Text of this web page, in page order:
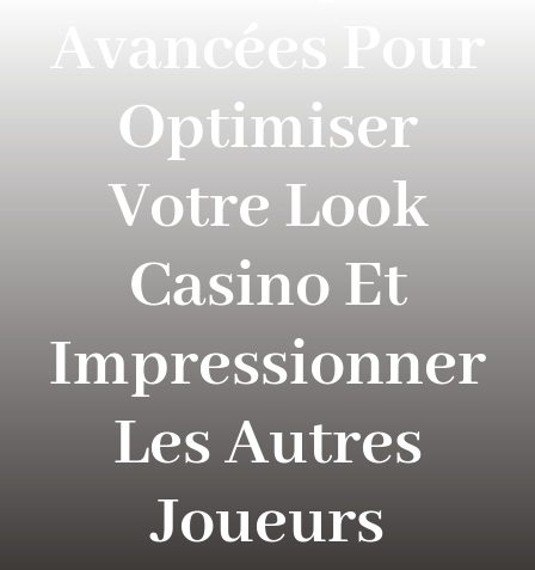
Avancées Pour
Optimiser
Votre Look
Casino Et
Impressionner
Les Autres
Joueurs